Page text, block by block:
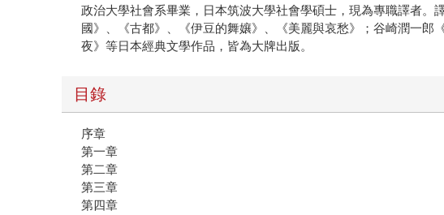
政治大學社會系畢業，日本筑波大學社會學碩士，現為專職譯者
國》、《古都》、《伊豆的舞孃》、《美麗與哀愁》；谷崎潤一
夜》等日本經典文學作品，皆為大牌出版。
目錄
序章
第一章
第二章
第三章
第四章